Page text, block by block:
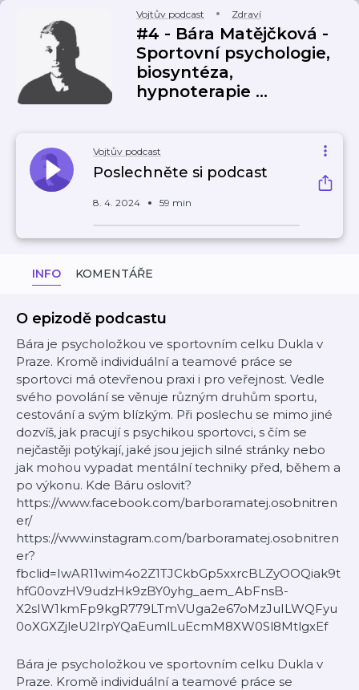
Vojtův podcast Zdraví
#4 - Bára Matějčková -
Sportovní psychologie,
biosyntéza,
hypnoterapie ...
Vojtův podcast
Poslechněte si podcast
8. 4. 2024 59 min
INFO KOMENTÁŘE
O epizodě podcastu
Bára je psycholožkou ve sportovním celku Dukla v
Praze. Kromě individuální a teamové práce se
sportovci má otevřenou praxi i pro veřejnost. Vedle
svého povolání se věnuje různým druhům sportu,
cestování a svým blízkým. Při poslechu se mimo jiné
dozvíš, jak pracují s psychikou sportovci, s čím se
nejčastěji potýkají, jaké jsou jejich silné stránky nebo
jak mohou vypadat mentální techniky před, během a
po výkonu. Kde Báru oslovit?
https://www.facebook.com/barboramatej.osobnitren
er/
https://www.instagram.com/barboramatej.osobnitren
er?
fbclid=IwAR11wim4o2Z1TJCkbGp5xxrcBLZyOOQiak9t
hfG0ovzHV9udzHk9zBY0yhg_aem_AbFnsB-
X2sIW1kmFp9kgR779LTmVUga2e67oMzJuILWQFyu
0oXGXZjleU2IrpYQaEumlLuEcmM8XW0Sl8MtlgxEf
Bára je psycholožkou ve sportovním celku Dukla v
Praze. Kromě individuální a teamové práce se